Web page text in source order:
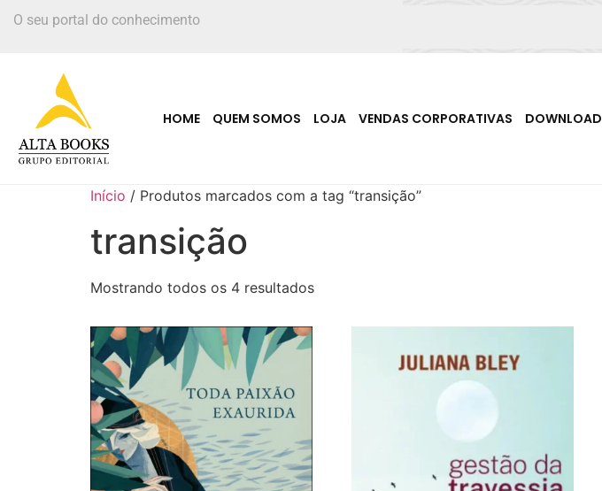
O seu portal do conhecimento
HOME QUEM SOMOS LOJA VENDAS CORPORATIVAS DOWNLOAD
Início / Produtos marcados com a tag “transição”
transição
Mostrando todos os 4 resultados